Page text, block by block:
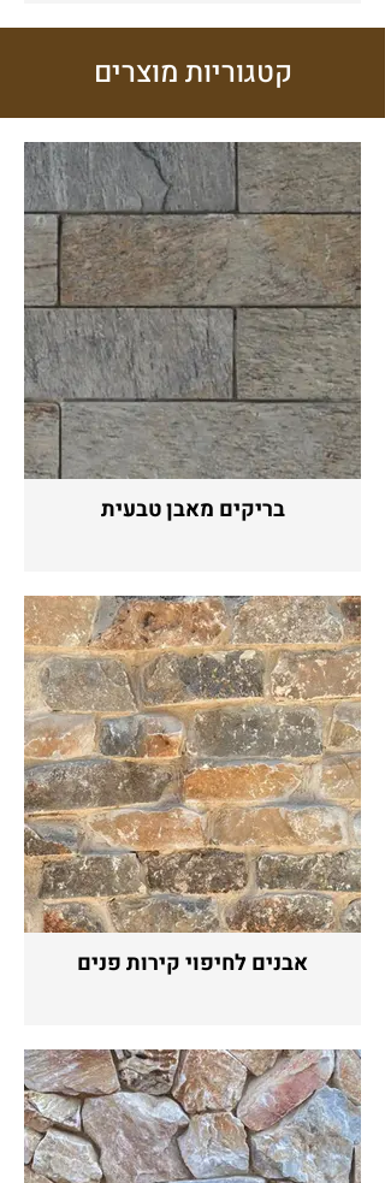
קטגוריות מוצרים
בריקים מאבן טבעית
אבנים לחיפוי קירות פנים